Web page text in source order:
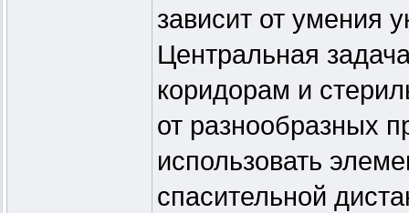
зависит от умения
Центральная
коридорам и
от разнообразных
использовать
спасительной